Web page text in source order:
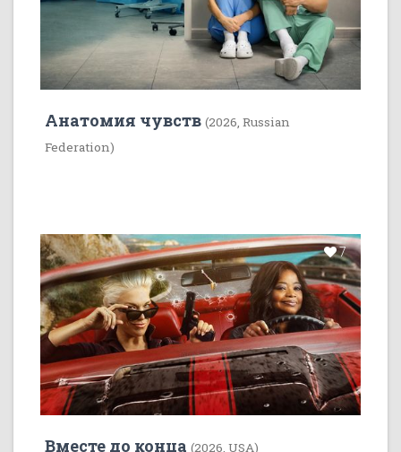
Анатомия чувств (2026, Russian
Federation)
7
Вместе до конца (2026, USA)